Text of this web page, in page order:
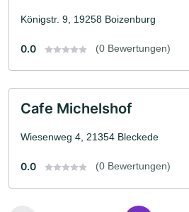
Königstr. 9, 19258 Boizenburg
0.0 (0 Bewertungen)
Cafe Michelshof
Wiesenweg 4, 21354 Bleckede
0.0 (0 Bewertungen)